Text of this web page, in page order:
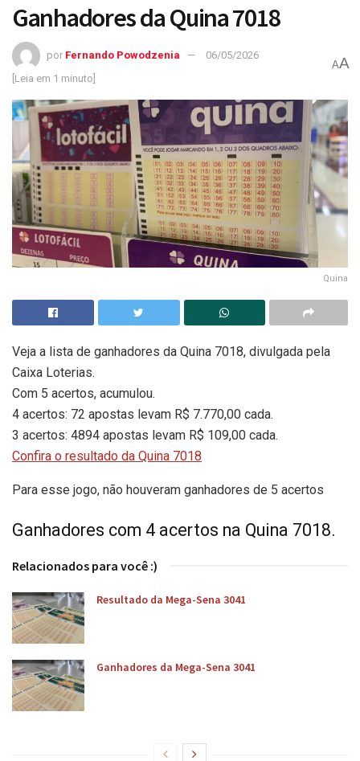
Ganhadores da Quina 7018
por Fernando Powodzenia
06/05/2026
[Leia em 1 minuto]
AA
Quina
Veja a lista de ganhadores da Quina 7018, divulgada pela
Caixa Loterias.
Com 5 acertos, acumulou.
4 acertos: 72 apostas levam R$ 7.770,00 cada.
3 acertos: 4894 apostas levam R$ 109,00 cada.
Confira o resultado da Quina 7018
Para esse jogo, não houveram ganhadores de 5 acertos
Ganhadores com 4 acertos na Quina 7018.
Relacionados para você :)
Resultado da Mega-Sena 3041
Ganhadores da Mega-Sena 3041